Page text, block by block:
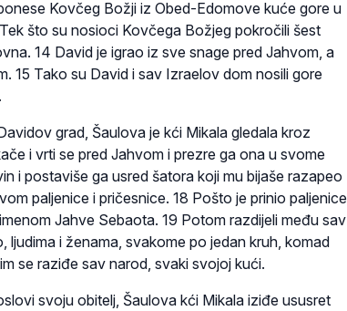
Kovčeg Božji iz Obed-Edomove kuće gore u
što su nosioci Kovčega Božjeg pokročili šest
14 David je igrao iz sve snage pred Jahvom, a
15 Tako su David i sav Izraelov dom nosili gore
grad, Šaulova je kći Mikala gledala kroz
i vrti se pred Jahvom i prezre ga ona u svome
i postaviše ga usred šatora koji mu bijaše razapeo
paljenice i pričesnice. 18 Pošto je prinio paljenice
Jahve Sebaota. 19 Potom razdijeli među sav
i ženama, svakome po jedan kruh, komad
se raziđe sav narod, svaki svojoj kući.
svoju obitelj, Šaulova kći Mikala iziđe ususret